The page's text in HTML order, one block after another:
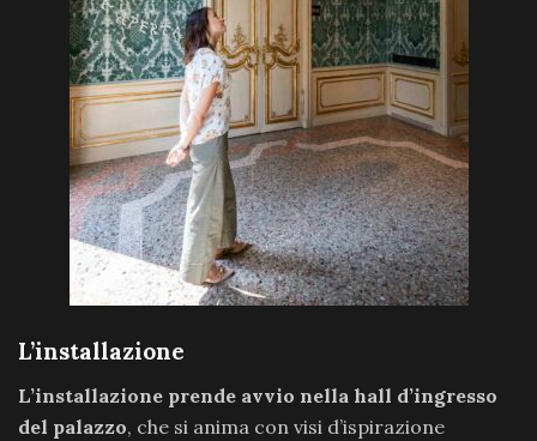
L’installazione
L’installazione prende avvio nella hall d’ingresso
del palazzo, che si anima con visi d’ispirazione